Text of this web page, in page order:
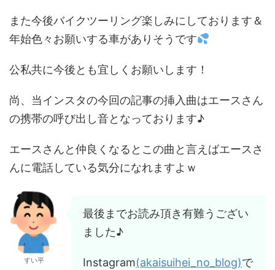
また今後バイクツーリング楽しみにしております＆
年始色々お願いする車がありそうです
公私共に今後とも宜しくお願いします！
尚、当インスタの今回の記事の挿入曲はエースさん
の携帯の呼び出し音となっております♪
エースさんと仲良くなるとこの曲と言えばエースさ
んに電話している気分になれますよｗ
すい平
最後までお読み頂き有難うござい
ました♪
Instagram(akaisuihei_no_blog)で